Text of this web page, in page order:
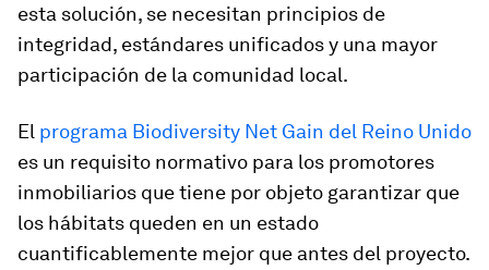
esta solución, se necesitan principios de
integridad, estándares unificados y una mayor
participación de la comunidad local.
El programa Biodiversity Net Gain del Reino Unido
es un requisito normativo para los promotores
inmobiliarios que tiene por objeto garantizar que
los hábitats queden en un estado
cuantificablemente mejor que antes del proyecto.